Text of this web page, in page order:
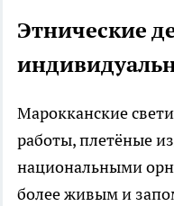
Этнические
Марокканские
работы, плетёные
национальными
более живым и